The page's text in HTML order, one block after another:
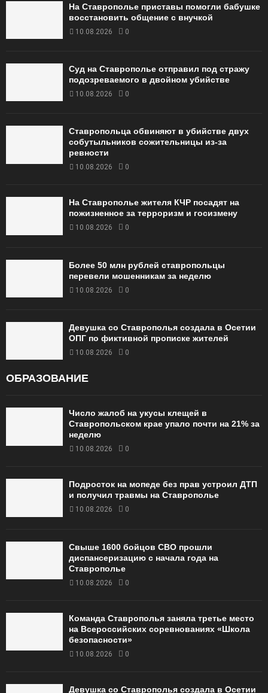
На Ставрополье приставы помогли бабушке
восстановить общение с внучкой
10.08.2026 0
Суд на Ставрополье отправил под стражу
подозреваемого в двойном убийстве
10.08.2026 0
Ставропольца обвиняют в убийстве двух
собутыльников сожительницы из-за
ревности
10.08.2026 0
На Ставрополье жителя КЧР посадят на
пожизненное за терроризм и госизмену
10.08.2026 0
Более 50 млн рублей ставропольцы
перевели мошенникам за неделю
10.08.2026 0
Девушка со Ставрополья создала в Осетии
ОПГ по фиктивной прописке жителей
10.08.2026 0
ОБРАЗОВАНИЕ
Число жалоб на укусы клещей в
Ставропольском крае упало почти на 21% за
неделю
10.08.2026 0
Подросток на мопеде без прав устроил ДТП
и получил травмы на Ставрополье
10.08.2026 0
Свыше 1600 бойцов СВО прошли
диспансеризацию с начала года на
Ставрополье
10.08.2026 0
Команда Ставрополья заняла третье место
на Всероссийских соревнованиях «Школа
безопасности»
10.08.2026 0
Девушка со Ставрополья создала в Осетии